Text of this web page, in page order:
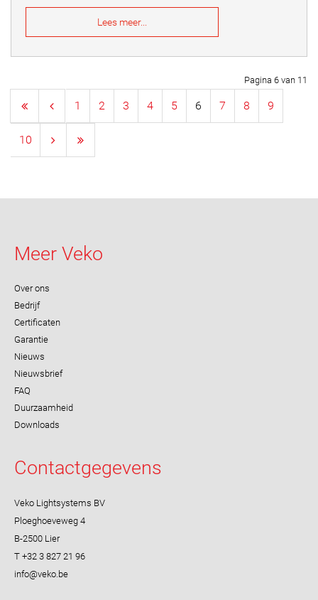
Lees meer...
Pagina 6 van 11
1 2 3 4 5 6 7 8 9
10
Meer Veko
Over ons
Bedrijf
Certificaten
Garantie
Nieuws
Nieuwsbrief
FAQ
Duurzaamheid
Downloads
Contactgegevens
Veko Lightsystems BV
Ploeghoeveweg 4
B-2500 Lier
T +32 3 827 21 96